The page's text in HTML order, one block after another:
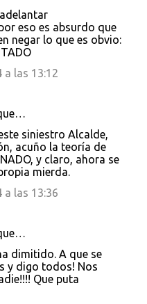
eso es absurdo que
negar lo que es obvio:
a las 13:12
siniestro Alcalde,
acuño la teoría de
y claro, ahora se
mierda.
a las 13:36
dimitido. A que se
y digo todos! Nos
Que puta